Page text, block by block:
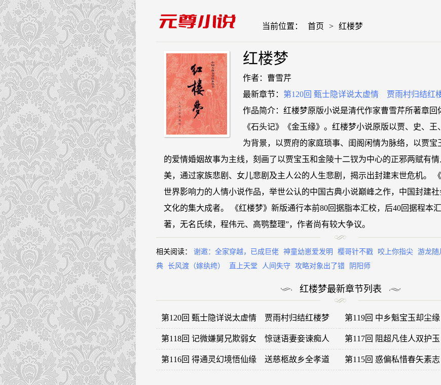
当前位置： 首页 > 红楼梦
红楼梦
作者：曹雪芹
最新章节： 第120回 甄士隐详说太虚情 贾雨村归结红
作品简介：红楼梦原版小说是清代作家曹雪芹所著章回
《石头记》《金玉缘》。红楼梦小说原版以贾、史、
为背景，以贾府的家庭琐事、闺阁闲情为脉络，以贾宝
的爱情婚姻故事为主线，刻画了以贾宝玉和金陵十二钗为中心的正邪两赋有情
美，通过家族悲剧、女儿悲剧及主人公的人生悲剧，揭示出封建末世危机。
世界影响力的人情小说作品，举世公认的中国古典小说巅峰之作，中国封建
文化的集大成者。 《红楼梦》新版通行本前80回据脂本汇校，后40回据程本
著，无名氏续，程伟元、高鹗整理”，作者尚有较大争议。
相关阅读： 谢邀：全家穿越，已成巨佬 神童幼崽爱发明 樱哥针不戳 咬上你指尖 游龙随
典 长风渡（嫁纨绔） 直上天堂 人间失守 攻略对象出了错 阴阳师
红楼梦最新章节列表
第120回 甄士隐详说太虚情 贾雨村归结红楼梦 第119回 中乡魁宝玉却尘
第118回 记微嫌舅兄欺弱女 惊谜语妻妾谏痴人 第117回 阻超凡佳人双护
第116回 得通灵幻境悟仙缘 送慈柩故乡全孝道 第115回 惑偏私惜春矢素